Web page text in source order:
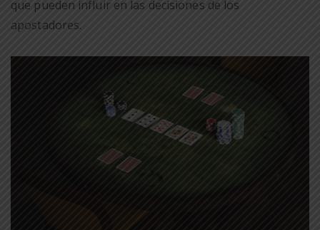
que pueden influir en las decisiones de los
apostadores.